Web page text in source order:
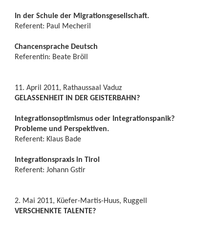
In der Schule der Migrationsgesellschaft.
Referent: Paul Mecheril
Chancensprache Deutsch
Referentin: Beate Bröll
11. April 2011, Rathaussaal Vaduz
GELASSENHEIT IN DER GEISTERBAHN?
Integrationsoptimismus oder Integrationspanik?
Probleme und Perspektiven.
Referent: Klaus Bade
Integrationspraxis in Tirol
Referent: Johann Gstir
2. Mai 2011, Küefer-Martis-Huus, Ruggell
VERSCHENKTE TALENTE?